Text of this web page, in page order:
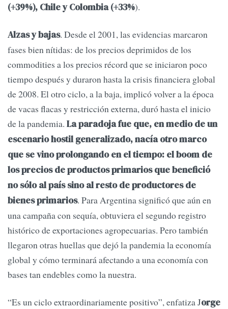
(+39%), Chile y Colombia (+33%).
Alzas y bajas. Desde el 2001, las evidencias marcaron
fases bien nítidas: de los precios deprimidos de los
commodities a los precios récord que se iniciaron poco
tiempo después y duraron hasta la crisis financiera global
de 2008. El otro ciclo, a la baja, implicó volver a la época
de vacas flacas y restricción externa, duró hasta el inicio
de la pandemia. La paradoja fue que, en medio de un
escenario hostil generalizado, nacía otro marco
que se vino prolongando en el tiempo: el boom de
los precios de productos primarios que benefició
no sólo al país sino al resto de productores de
bienes primarios. Para Argentina significó que aún en
una campaña con sequía, obtuviera el segundo registro
histórico de exportaciones agropecuarias. Pero también
llegaron otras huellas que dejó la pandemia la economía
global y cómo terminará afectando a una economía con
bases tan endebles como la nuestra.
“Es un ciclo extraordinariamente positivo”, enfatiza Jorge